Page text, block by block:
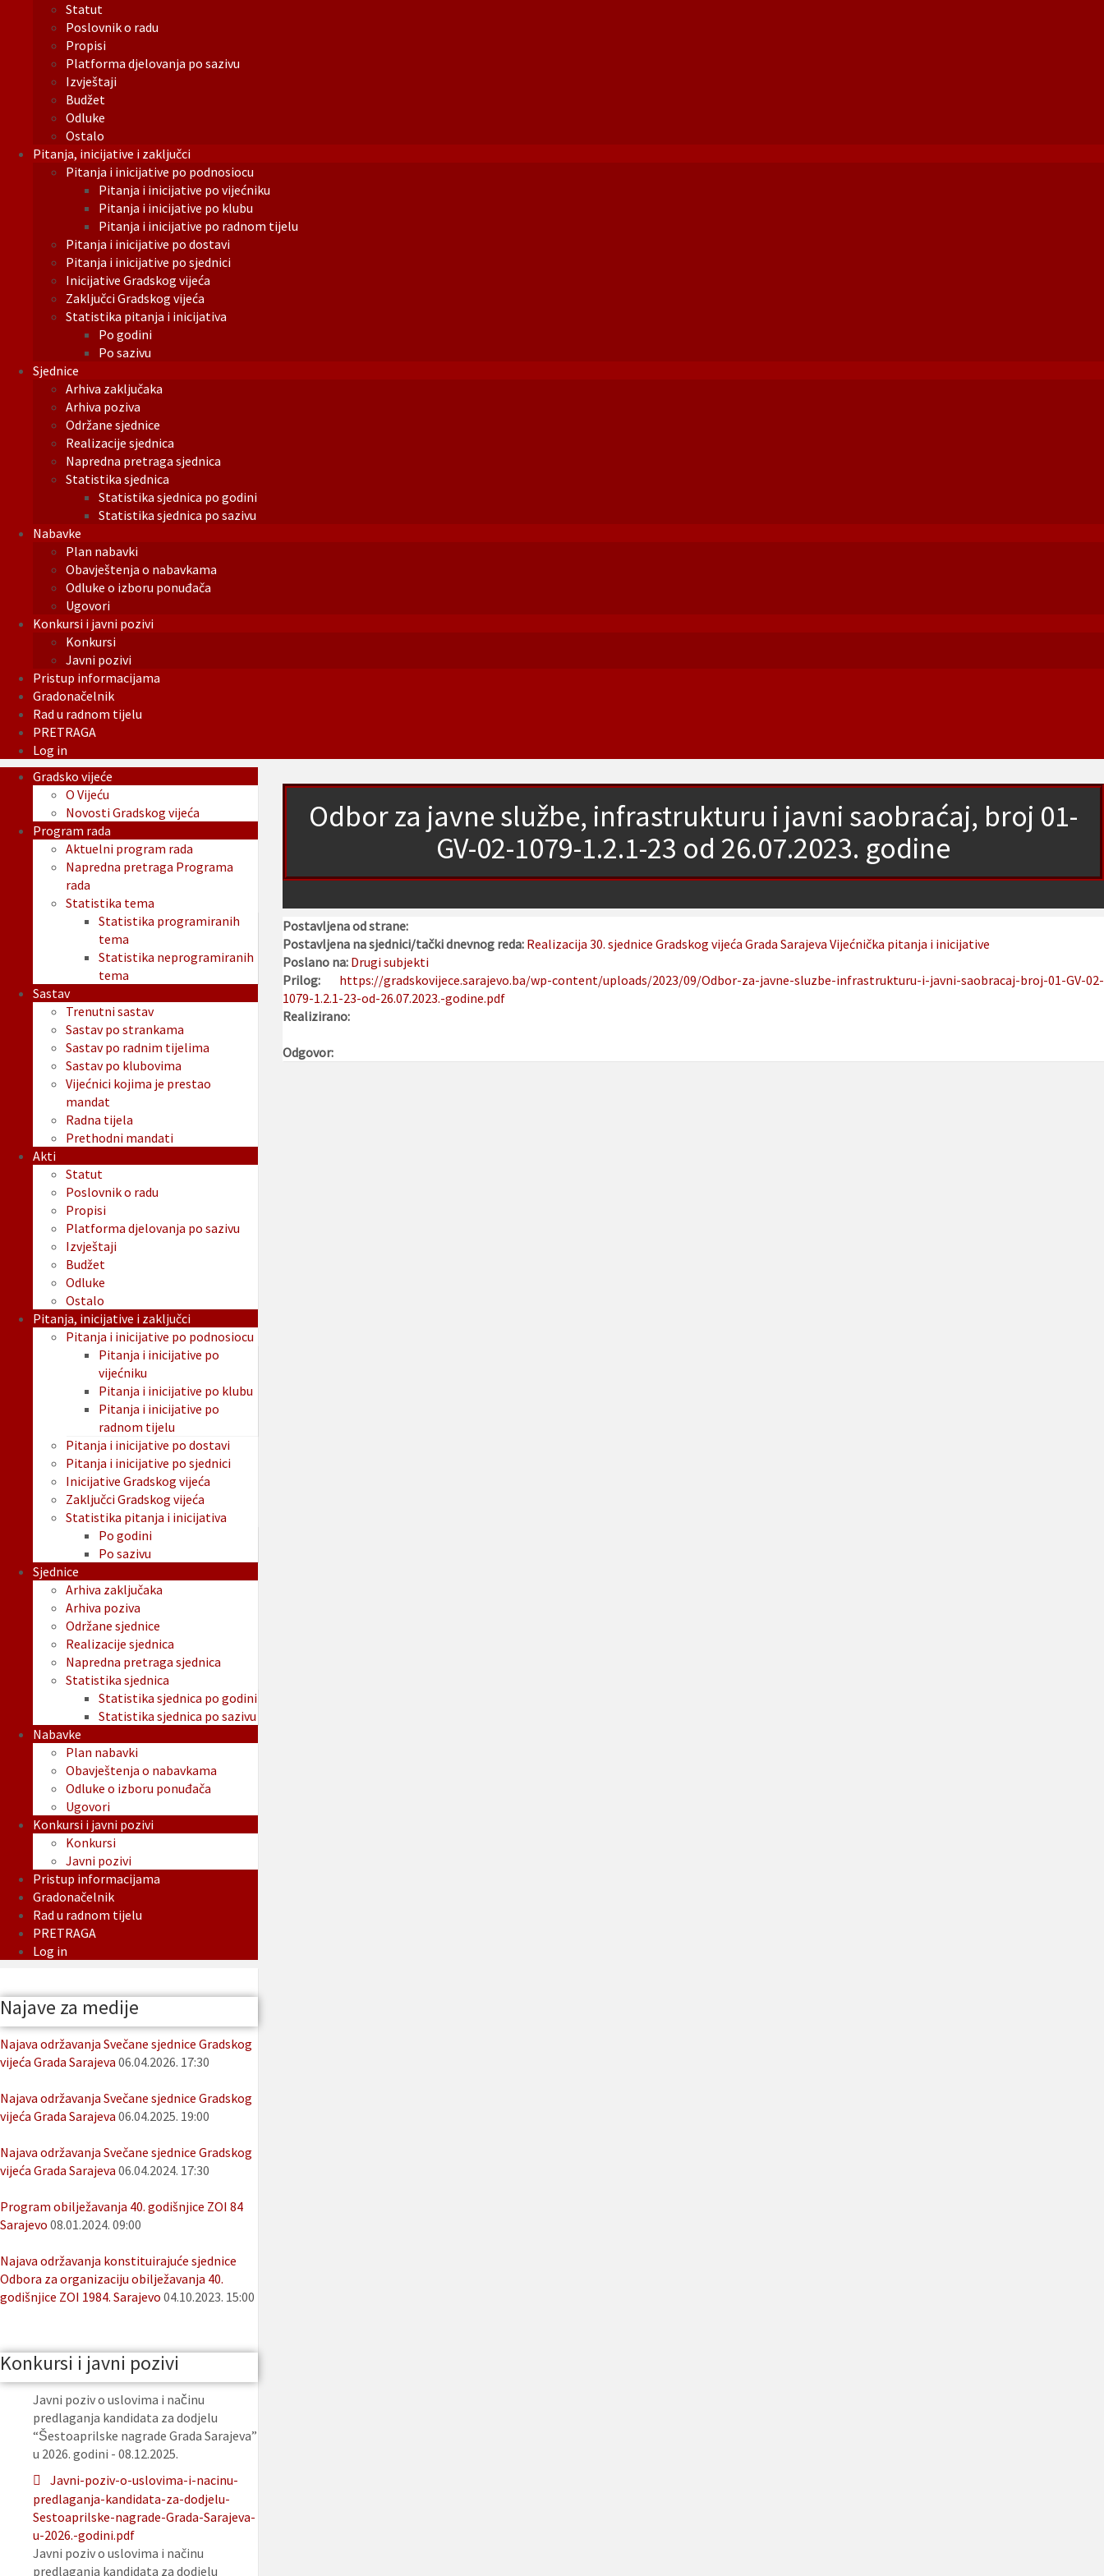
Statut
Poslovnik o radu
Propisi
Platforma djelovanja po sazivu
Izvještaji
Budžet
Odluke
Ostalo
Pitanja, inicijative i zaključci
Pitanja i inicijative po podnosiocu
Pitanja i inicijative po vijećniku
Pitanja i inicijative po klubu
Pitanja i inicijative po radnom tijelu
Pitanja i inicijative po dostavi
Pitanja i inicijative po sjednici
Inicijative Gradskog vijeća
Zaključci Gradskog vijeća
Statistika pitanja i inicijativa
Po godini
Po sazivu
Sjednice
Arhiva zaključaka
Arhiva poziva
Održane sjednice
Realizacije sjednica
Napredna pretraga sjednica
Statistika sjednica
Statistika sjednica po godini
Statistika sjednica po sazivu
Nabavke
Plan nabavki
Obavještenja o nabavkama
Odluke o izboru ponuđača
Ugovori
Konkursi i javni pozivi
Konkursi
Javni pozivi
Pristup informacijama
Gradonačelnik
Rad u radnom tijelu
PRETRAGA
Log in
Odbor za javne službe, infrastrukturu i javni saobraćaj, broj 01-
GV-02-1079-1.2.1-23 od 26.07.2023. godine
Postavljena od strane:
Postavljena na sjednici/tački dnevnog reda: Realizacija 30. sjednice Gradskog vijeća Grada Sarajeva Vijećnička pitanja i inicijative
Poslano na: Drugi subjekti
Prilog: https://gradskovijece.sarajevo.ba/wp-content/uploads/2023/09/Odbor-za-javne-sluzbe-infrastrukturu-i-javni-saobracaj-broj-01-GV-02-
1079-1.2.1-23-od-26.07.2023.-godine.pdf
Realizirano:
Odgovor:
Gradsko vijeće
O Vijeću
Novosti Gradskog vijeća
Program rada
Aktuelni program rada
Napredna pretraga Programa
rada
Statistika tema
Statistika programiranih
tema
Statistika neprogramiranih
tema
Sastav
Trenutni sastav
Sastav po strankama
Sastav po radnim tijelima
Sastav po klubovima
Vijećnici kojima je prestao
mandat
Radna tijela
Prethodni mandati
Akti
Statut
Poslovnik o radu
Propisi
Platforma djelovanja po sazivu
Izvještaji
Budžet
Odluke
Ostalo
Pitanja, inicijative i zaključci
Pitanja i inicijative po podnosiocu
Pitanja i inicijative po
vijećniku
Pitanja i inicijative po klubu
Pitanja i inicijative po
radnom tijelu
Pitanja i inicijative po dostavi
Pitanja i inicijative po sjednici
Inicijative Gradskog vijeća
Zaključci Gradskog vijeća
Statistika pitanja i inicijativa
Po godini
Po sazivu
Sjednice
Arhiva zaključaka
Arhiva poziva
Održane sjednice
Realizacije sjednica
Napredna pretraga sjednica
Statistika sjednica
Statistika sjednica po godini
Statistika sjednica po sazivu
Nabavke
Plan nabavki
Obavještenja o nabavkama
Odluke o izboru ponuđača
Ugovori
Konkursi i javni pozivi
Konkursi
Javni pozivi
Pristup informacijama
Gradonačelnik
Rad u radnom tijelu
PRETRAGA
Log in
Najave za medije
Najava održavanja Svečane sjednice Gradskog
vijeća Grada Sarajeva 06.04.2026. 17:30
Najava održavanja Svečane sjednice Gradskog
vijeća Grada Sarajeva 06.04.2025. 19:00
Najava održavanja Svečane sjednice Gradskog
vijeća Grada Sarajeva 06.04.2024. 17:30
Program obilježavanja 40. godišnjice ZOI 84
Sarajevo 08.01.2024. 09:00
Najava održavanja konstituirajuće sjednice
Odbora za organizaciju obilježavanja 40.
godišnjice ZOI 1984. Sarajevo 04.10.2023. 15:00
Konkursi i javni pozivi
Javni poziv o uslovima i načinu
predlaganja kandidata za dodjelu
“Šestoaprilske nagrade Grada Sarajeva”
u 2026. godini - 08.12.2025.
Javni-poziv-o-uslovima-i-nacinu-
predlaganja-kandidata-za-dodjelu-
Sestoaprilske-nagrade-Grada-Sarajeva-
u-2026.-godini.pdf
Javni poziv o uslovima i načinu
predlaganja kandidata za dodjelu